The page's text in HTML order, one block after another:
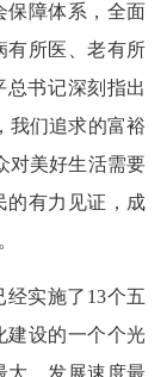
保障体系，全面
有所医、老有所
书记深刻指出
我们追求的富裕
对美好生活需要
的有力见证，成
实施了13个五
建设的一个个光